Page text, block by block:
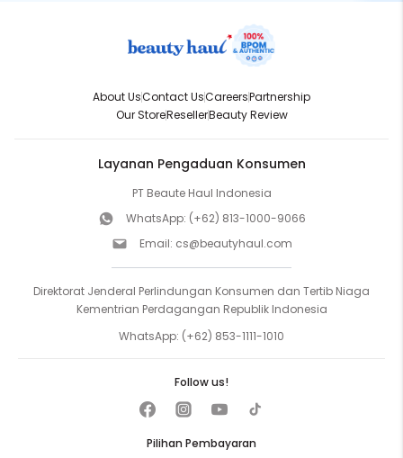
About UsContact UsCareersPartnership
Our StoreResellerBeauty Review
Layanan Pengaduan Konsumen
PT Beaute Haul Indonesia
WhatsApp: (+62) 813-1000-9066
Email: cs@beautyhaul.com
Direktorat Jenderal Perlindungan Konsumen dan Tertib Niaga
Kementrian Perdagangan Republik Indonesia
WhatsApp: (+62) 853-1111-1010
Pilihan Pembayaran
Follow us!